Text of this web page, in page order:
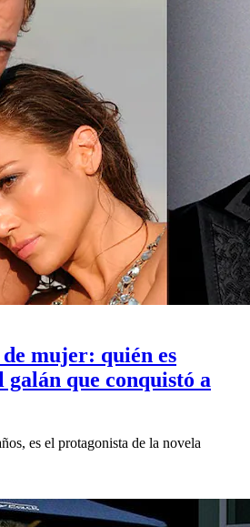
mujer: quién es
que conquistó a
es el protagonista de la novela